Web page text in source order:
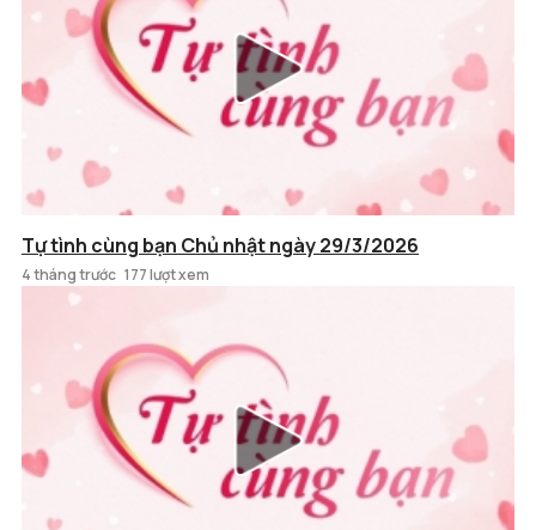
Tự tình cùng bạn Chủ nhật ngày 29/3/2026
4 tháng trước 177 lượt xem